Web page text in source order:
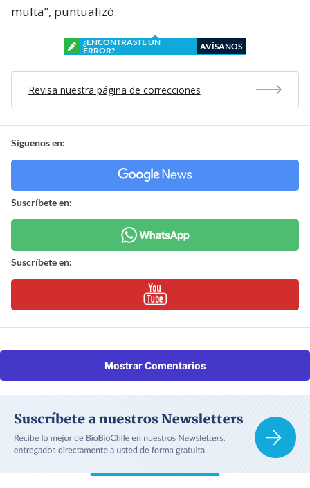
multa”, puntualizó.
¿ENCONTRASTE UN
ERROR?
AVÍSANOS
Revisa nuestra página de correcciones
Síguenos en:
Suscríbete en:
Suscríbete en:
Mostrar Comentarios